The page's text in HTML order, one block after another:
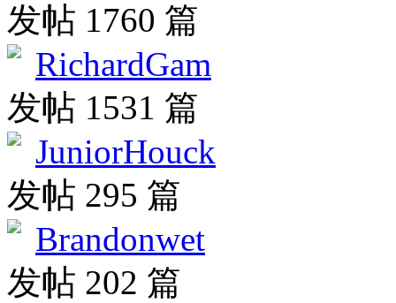
发帖 1760 篇
RichardGam
发帖 1531 篇
JuniorHouck
发帖 295 篇
Brandonwet
发帖 202 篇